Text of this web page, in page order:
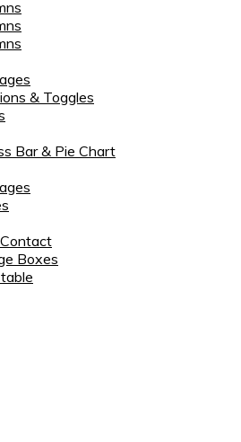
& Toggles
Bar & Pie Chart
Boxes